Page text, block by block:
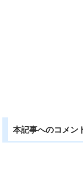
本記事へのコメン